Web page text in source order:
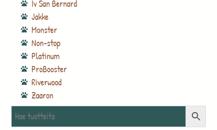
Iv San Bernard
Jakke
Monster
Non-stop
Platinum
ProBooster
Riverwood
Zaaron